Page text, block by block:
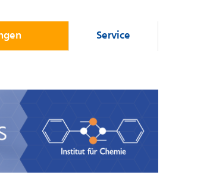
Service